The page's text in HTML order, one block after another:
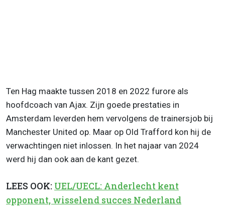
Ten Hag maakte tussen 2018 en 2022 furore als
hoofdcoach van Ajax. Zijn goede prestaties in
Amsterdam leverden hem vervolgens de trainersjob bij
Manchester United op. Maar op Old Trafford kon hij de
verwachtingen niet inlossen. In het najaar van 2024
werd hij dan ook aan de kant gezet.
LEES OOK: UEL/UECL: Anderlecht kent
opponent, wisselend succes Nederland